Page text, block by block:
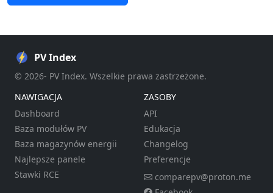
PV Index
© 2026- PV Index. Wszelkie prawa zastrzeżone.
NAWIGACJA
Dashboard
Baza modułów PV
Baza magazynów energii
Najlepsze panele
Stawki RCE
ZASOBY
API
Edukacja
Changelog
Preferencje
comparepv@proton.me